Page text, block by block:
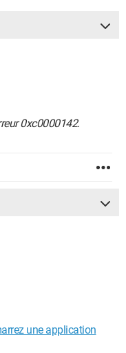
0xc0000142.
une application